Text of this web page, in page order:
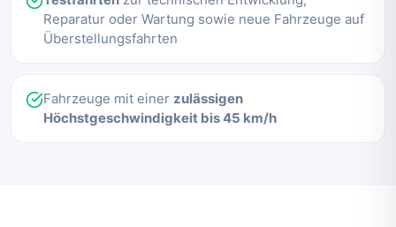
Reparatur oder Wartung sowie neue Fahrzeuge auf
Überstellungsfahrten
Fahrzeuge mit einer zulässigen
Höchstgeschwindigkeit bis 45 km/h